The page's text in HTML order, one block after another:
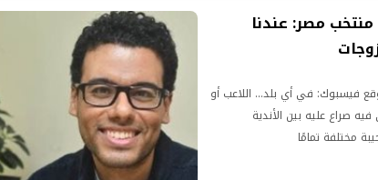
مصر: عندنا
فيسبوك: في أي بلد… اللاعب أو
صراع عليه بين الأندية
مختلفة تمامًا